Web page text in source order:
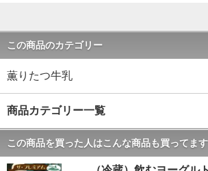
この商品のカテゴリー
薫りたつ牛乳
商品カテゴリー一覧
この商品を買った人はこんな商品も買ってます